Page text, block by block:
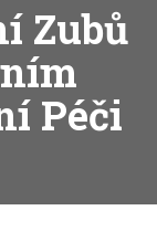
Zubů
Péči